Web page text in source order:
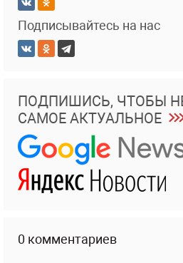
Подписывайтесь на нас
ПОДПИШИСЬ, ЧТОБЫ
САМОЕ АКТУАЛЬНОЕ
0 комментариев